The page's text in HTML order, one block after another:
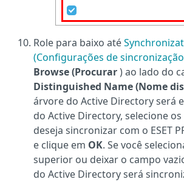
Role para baixo até
(Configurações de sincronização
Browse (Procurar) ao lado do
Distinguished Name (Nome
árvore do Active Directory será
do Active Directory, selecione
deseja sincronizar com o ESET
e clique em OK. Se você
superior ou deixar o campo
do Active Directory será